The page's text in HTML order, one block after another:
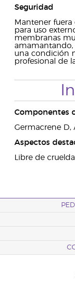
Seguridad
Mantener fuera
para uso
membranas
una condición
profesional de
Componentes
Germacrene D,
Aspectos
Libre de